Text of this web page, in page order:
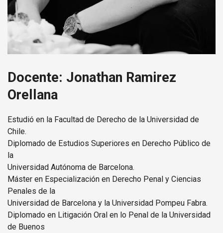
Docente: Jonathan Ramirez
Orellana
Estudió en la Facultad de Derecho de la Universidad de
Chile.
Diplomado de Estudios Superiores en Derecho Público de
la
Universidad Autónoma de Barcelona.
Máster en Especialización en Derecho Penal y Ciencias
Penales de la
Universidad de Barcelona y la Universidad Pompeu Fabra.
Diplomado en Litigación Oral en lo Penal de la Universidad
de Buenos